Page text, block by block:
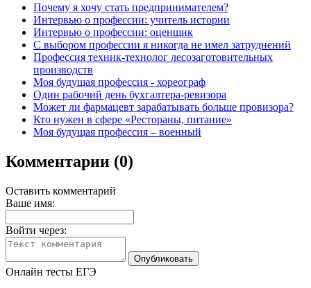
Почему я хочу стать предпринимателем?
Интервью о профессии: учитель истории
Интервью о профессии: оценщик
С выбором профессии я никогда не имел затруднений
Профессия техник-технолог лесозаготовительных
производств
Моя будущая профессия - хореограф
Один рабочий день бухгалтера-ревизора
Может ли фармацевт зарабатывать больше провизора?
Кто нужен в сфере «Рестораны, питание»
Моя будущая профессия – военный
Комментарии (0)
Оставить комментарий
Ваше имя:
Войти через:
Онлайн тесты ЕГЭ